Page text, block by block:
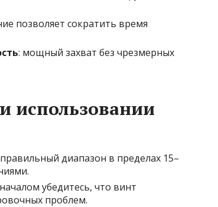
позволяет сократить время
: мощный захват без чрезмерных
использовании
диапазон в пределах 15–
убедитесь, что винт
проблем.